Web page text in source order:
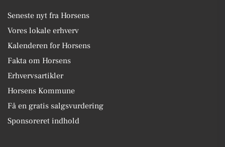
Seneste nyt fra Horsens
Vores lokale erhverv
Kalenderen for Horsens
Fakta om Horsens
Erhvervsartikler
Horsens Kommune
Få en gratis salgsvurdering
Sponsoreret indhold